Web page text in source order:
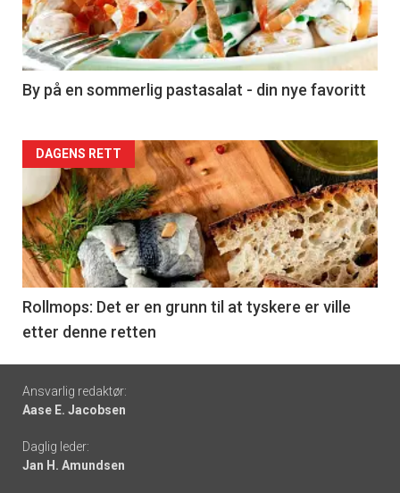
nå
-
5
By på en sommerlig pastasalat - din nye favoritt
Forsiden
akkurat
nå
-
6
DAGENS RETT
Rollmops: Det er en grunn til at tyskere er ville
etter denne retten
Footer
-
links
Ansvarlig redaktør:
Aase E. Jacobsen
Daglig leder:
Jan H. Amundsen